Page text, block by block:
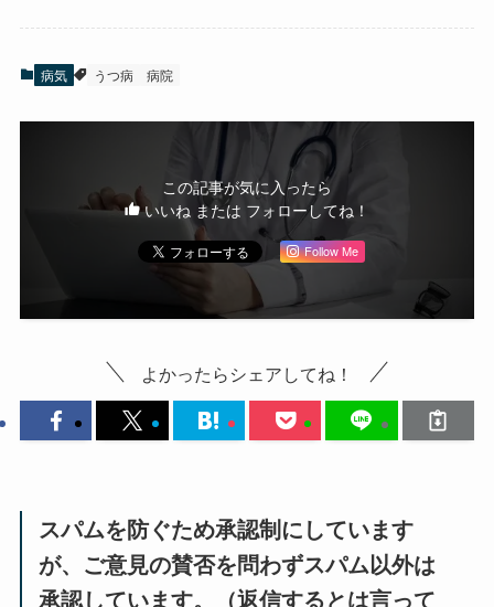
病気 うつ病 病院
この記事が気に入ったら
いいね または フォローしてね！
Follow Me
よかったらシェアしてね！
スパムを防ぐため承認制にしています
が、ご意見の賛否を問わずスパム以外は
承認しています。（返信するとは言って